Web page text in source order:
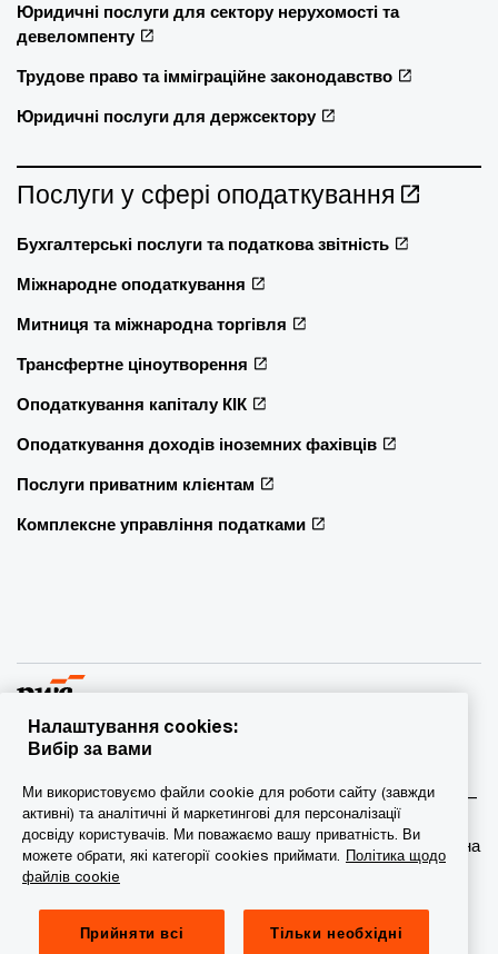
Юридичні послуги для сектору нерухомості та
девеломпенту
Трудове право та імміграційне законодавство
Юридичні послуги для держсектору
Послуги у сфері оподаткування
Бухгалтерські послуги та податкова звітність
Міжнародне оподаткування
Митниця та міжнародна торгівля
Трансфертне ціноутворення
Оподаткування капіталу КІК
Оподаткування доходів іноземних фахівців
Послуги приватним клієнтам
Комплексне управління податками
учасник/фірми-учасниці мережі PwC, а в деяких випадках –
міжнародна мережа PwC. Кожна фірма мережі є
самостійною юридичною особою. Докладніша інформація на
веб-сторінці www.pwc.com/structure.
Конфіденційність
Налаштування cookies:
Вибір за вами
Ми використовуємо файли cookie для роботи сайту (завжди
активні) та аналітичні й маркетингові для персоналізації
досвіду користувачів. Ми поважаємо вашу приватність. Ви
можете обрати, які категорії cookies приймати. Політика щодо
файлів cookie
Прийняти всі Тільки необхідні